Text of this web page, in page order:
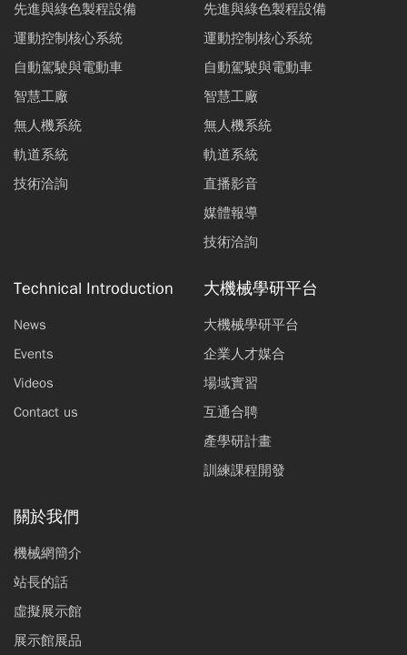
先進與綠色製程設備
運動控制核心系統
自動駕駛與電動車
智慧工廠
無人機系統
軌道系統
技術洽詢
先進與綠色製程設備
運動控制核心系統
自動駕駛與電動車
智慧工廠
無人機系統
軌道系統
直播影音
媒體報導
技術洽詢
Technical Introduction
News
Events
Videos
Contact us
大機械學研平台
大機械學研平台
企業人才媒合
場域實習
互通合聘
產學研計畫
訓練課程開發
關於我們
機械網簡介
站長的話
虛擬展示館
展示館展品